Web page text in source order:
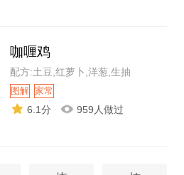
咖喱鸡
配方:土豆,红萝卜,洋葱,生抽
图解 家常
6.1分 959人做过